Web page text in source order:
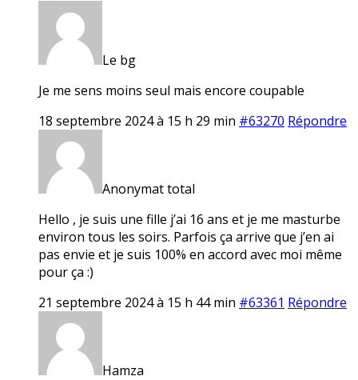
Le bg
Je me sens moins seul mais encore coupable
18 septembre 2024 à 15 h 29 min #63270 Répondre
Anonymat total
Hello , je suis une fille j’ai 16 ans et je me masturbe
environ tous les soirs. Parfois ça arrive que j’en ai
pas envie et je suis 100% en accord avec moi même
pour ça :)
21 septembre 2024 à 15 h 44 min #63361 Répondre
Hamza